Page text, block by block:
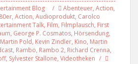
Blog Abenteuer, Action,
80er, Action, Audioprodukt, Carolco
Talk, Film, Filmplausch, First
, George P. Cosmatos, Hörsendung,
Pold, Kevin Zindler, Kino, Martin
, Rambo, Rambo 2, Richard Crenna,
, Sylvester Stallone, Videotheken